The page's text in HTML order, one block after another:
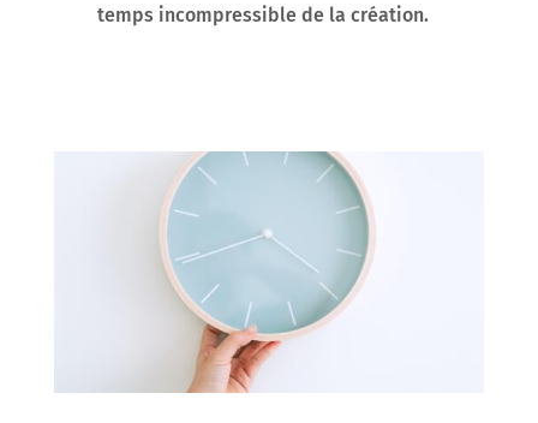
temps incompressible de la création.